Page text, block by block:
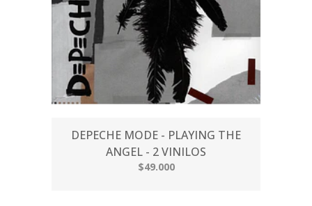
DEPECHE MODE - PLAYING THE
ANGEL - 2 VINILOS
$49.000